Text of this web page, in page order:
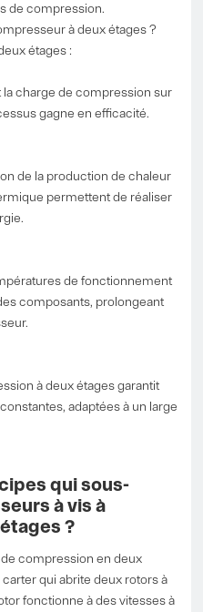
de compression.
à deux étages ?
étages :
la charge de compression sur
gagne en efficacité.
de la production de chaleur
permettent de réaliser
de fonctionnement
composants, prolongeant
à deux étages garantit
adaptées à un large
qui sous-
à vis à
?
compression en deux
qui abrite deux rotors à
fonctionne à des vitesses à